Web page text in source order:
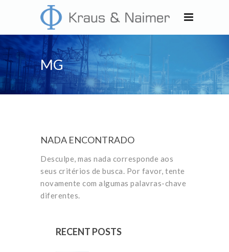
MG
NADA ENCONTRADO
Desculpe, mas nada corresponde aos
seus critérios de busca. Por favor, tente
novamente com algumas palavras-chave
diferentes.
RECENT POSTS